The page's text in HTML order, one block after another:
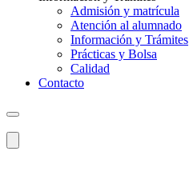
Admisión y matrícula
Atención al alumnado
Información y Trámites
Prácticas y Bolsa
Calidad
Contacto